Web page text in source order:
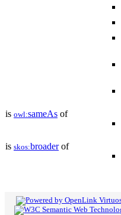
is owl:sameAs of
is skos:broaderof